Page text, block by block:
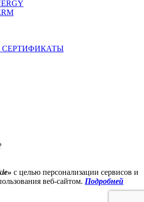
с целью персонализации сервисов и
веб-сайтом. Подробней